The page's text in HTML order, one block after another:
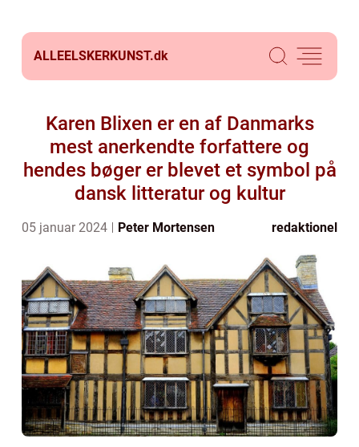
ALLEELSKERKUNST.dk
Karen Blixen er en af Danmarks
mest anerkendte forfattere og
hendes bøger er blevet et symbol på
dansk litteratur og kultur
05 januar 2024 Peter Mortensen redaktionel